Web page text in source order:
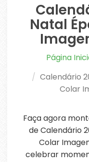
Natal
Página
Calendário
Colar
Faça agora
de Calendário
Colar
celebrar